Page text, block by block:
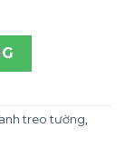
12 Tấm
treo tường,